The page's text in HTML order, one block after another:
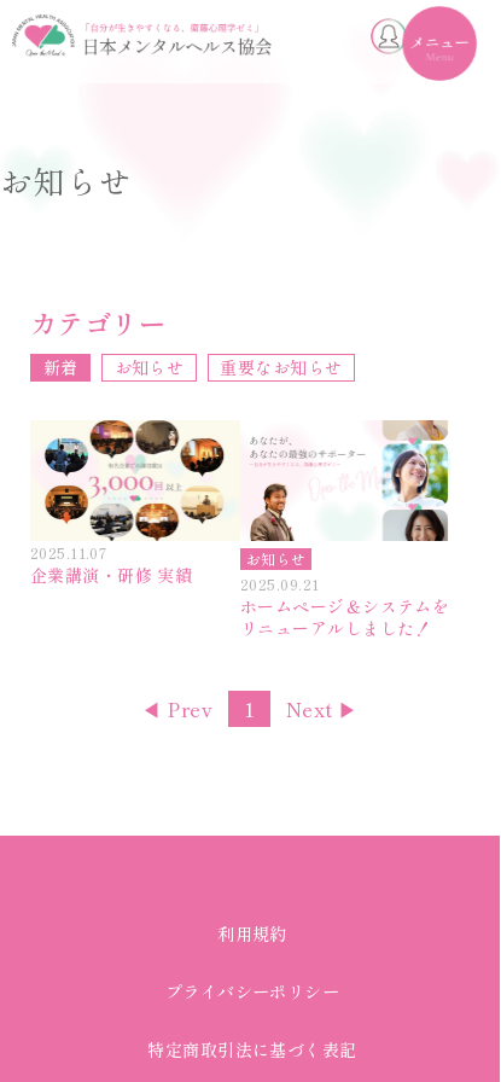
toggle
navigation
お知らせ
カテゴリー
新着 お知らせ 重要なお知らせ
2025.11.07
企業講演・研修 実績
お知らせ
2025.09.21
ホームページ＆システムを
リニューアルしました！
◀ Prev 1 Next ▶
利用規約
プライバシーポリシー
特定商取引法に基づく表記